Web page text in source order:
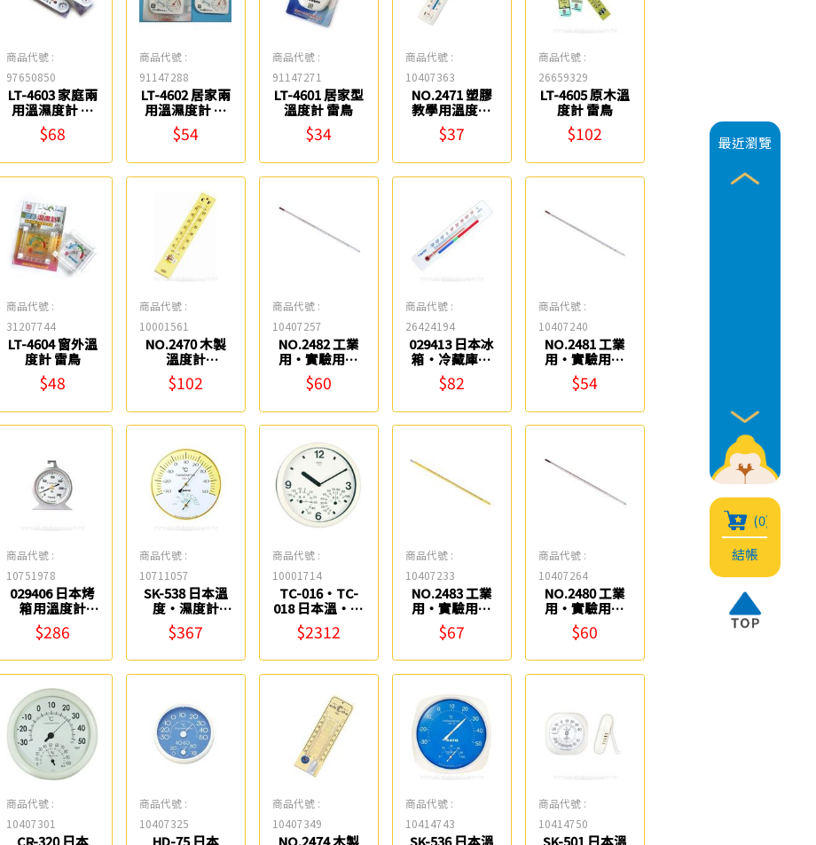
最近瀏覽
(0)
結帳
商品代號 :
97650850
LT-4603 家庭兩
用溫濕度計 雷
鳥
$68
商品代號 :
91147288
LT-4602 居家兩
用溫濕度計 雷
鳥
$54
商品代號 :
91147271
LT-4601 居家型
溫度計 雷鳥
$34
商品代號 :
10407363
NO.2471 塑膠
教學用溫度計
Life
$37
商品代號 :
26659329
LT-4605 原木溫
度計 雷鳥
$102
商品代號 :
31207744
LT-4604 窗外溫
度計 雷鳥
$48
商品代號 :
10001561
NO.2470 木製
溫度計
(25x4cm) Life
$102
商品代號 :
10407257
NO.2482 工業
用‧實驗用溫
度計(150度C)
Life
$60
商品代號 :
26424194
029413 日本冰
箱‧冷藏庫用
溫度計 SATO
$82
商品代號 :
10407240
NO.2481 工業
用‧實驗用溫
度計(110度
C~-20度C) Life
$54
商品代號 :
10751978
029406 日本烤
箱用溫度計
SATO
$286
商品代號 :
10711057
SK-538 日本溫
度‧濕度計
SATO
$367
商品代號 :
10001714
TC-016‧TC-
018 日本溫‧溼
度計 CRECER
$2312
商品代號 :
10407233
NO.2483 工業
用‧實驗用溫
度計(200度C)
Life
$67
商品代號 :
10407264
NO.2480 工業
用‧實驗用溫
度計(＋/-50度
C) Life
$60
商品代號 :
10407301
商品代號 :
10407325
商品代號 :
10407349
商品代號 :
10414743
商品代號 :
10414750